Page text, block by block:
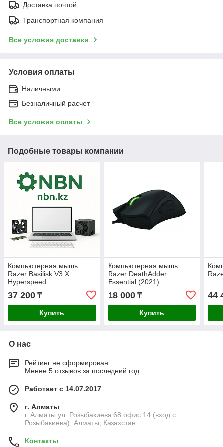
Доставка почтой
Транспортная компания
Все условия доставки
Условия оплаты
Наличными
Безналичный расчет
Все условия оплаты
Подобные товары компании
Компьютерная мышь
Razer Basilisk V3 X
Hyperspeed
37 200 ₸
Купить
Компьютерная мышь
Razer DeathAdder
Essential (2021)
18 000₸
Купить
44
О нас
Рейтинг не сформирован
Менее 5 отзывов за последний год
Работает с 14.07.2017
г. Алматы
г. Алматы ул. Розыбакиева 68 офис 14 (вход с
Розыбакиева), Алматы, Казахстан
Контакты